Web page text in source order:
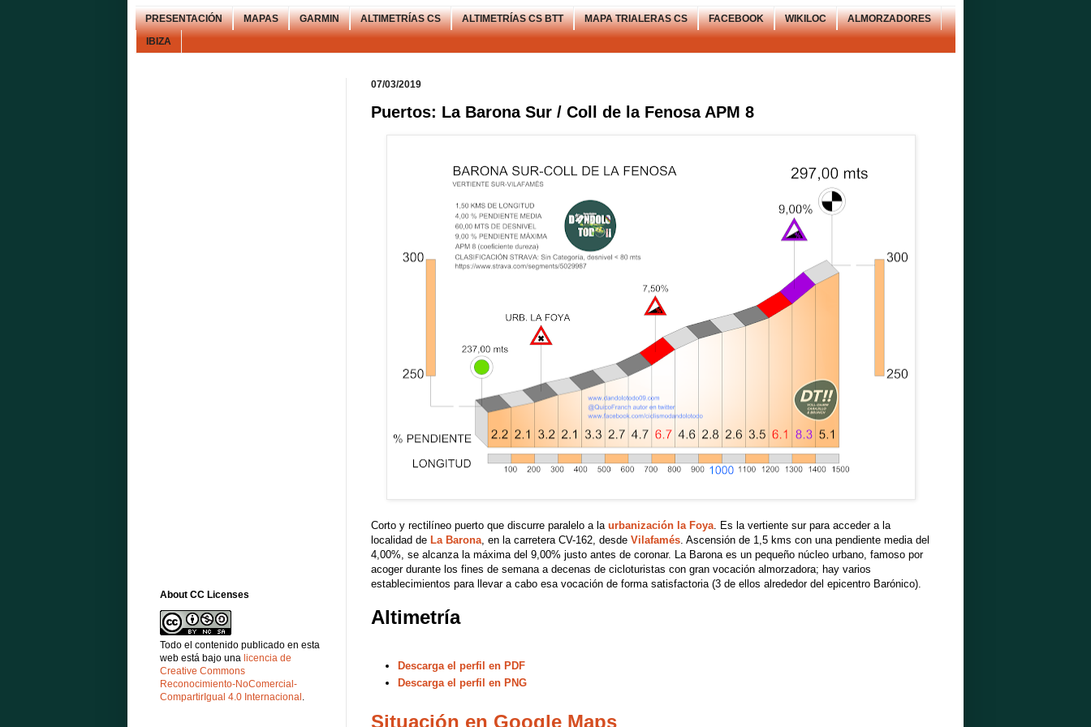
PRESENTACIÓN MAPAS GARMIN ALTIMETRÍAS CS ALTIMETRÍAS CS BTT MAPA TRIALERAS CS FACEBOOK WIKILOC ALMORZADORES
IBIZA
07/03/2019
Puertos: La Barona Sur / Coll de la Fenosa APM 8
Corto y rectilíneo puerto que discurre paralelo a la urbanización la Foya. Es la vertiente sur para acceder a la
localidad de La Barona, en la carretera CV-162, desde Vilafamés. Ascensión de 1,5 kms con una pendiente media del
4,00%, se alcanza la máxima del 9,00% justo antes de coronar. La Barona es un pequeño núcleo urbano, famoso por
acoger durante los fines de semana a decenas de cicloturistas con gran vocación almorzadora; hay varios
establecimientos para llevar a cabo esa vocación de forma satisfactoria (3 de ellos alrededor del epicentro Barónico).
Altimetría
Descarga el perfil en PDF
Descarga el perfil en PNG
Situación en Google Maps
About CC Licenses
Todo el contenido publicado en esta
web está bajo una licencia de
Creative Commons
Reconocimiento-NoComercial-
CompartirIgual 4.0 Internacional .